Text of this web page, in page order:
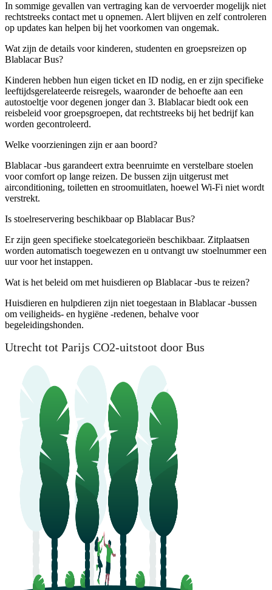
In sommige gevallen van vertraging kan de vervoerder mogelijk niet
rechtstreeks contact met u opnemen. Alert blijven en zelf controleren
op updates kan helpen bij het voorkomen van ongemak.
Wat zijn de details voor kinderen, studenten en groepsreizen op
Blablacar Bus?
Kinderen hebben hun eigen ticket en ID nodig, en er zijn specifieke
leeftijdsgerelateerde reisregels, waaronder de behoefte aan een
autostoeltje voor degenen jonger dan 3. Blablacar biedt ook een
reisbeleid voor groepsgroepen, dat rechtstreeks bij het bedrijf kan
worden gecontroleerd.
Welke voorzieningen zijn er aan boord?
Blablacar -bus garandeert extra beenruimte en verstelbare stoelen
voor comfort op lange reizen. De bussen zijn uitgerust met
airconditioning, toiletten en stroomuitlaten, hoewel Wi-Fi niet wordt
verstrekt.
Is stoelreservering beschikbaar op Blablacar Bus?
Er zijn geen specifieke stoelcategorieën beschikbaar. Zitplaatsen
worden automatisch toegewezen en u ontvangt uw stoelnummer een
uur voor het instappen.
Wat is het beleid om met huisdieren op Blablacar -bus te reizen?
Huisdieren en hulpdieren zijn niet toegestaan ​​in Blablacar -bussen
om veiligheids- en hygiëne -redenen, behalve voor
begeleidingshonden.
Utrecht tot Parijs CO2-uitstoot door Bus